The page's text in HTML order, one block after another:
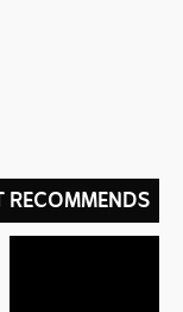
RECOMMENDS